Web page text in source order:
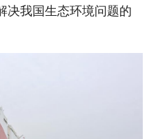
决我国生态环境问题的